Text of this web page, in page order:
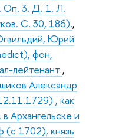
Оп. 3. Д. 1. Л.
С. 30, 186).,
Юрий
фон,
лейтенант ,
Александр
, как
Архангельске и
(с 1702), князь